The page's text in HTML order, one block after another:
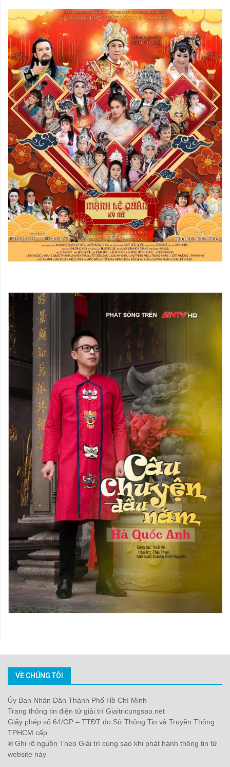
VỀ CHÚNG TÔI
Ủy Ban Nhân Dân Thành Phố Hồ Chí Minh
Trang thông tin điện tử giải trí Giaitricungsao.net
Giấy phép số 64/GP – TTĐT do Sở Thông Tin và Truyền Thông
TPHCM cấp
® Ghi rõ nguồn Theo Giải trí cùng sao khi phát hành thông tin từ
website này